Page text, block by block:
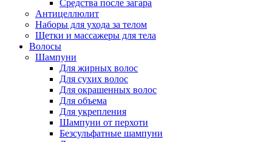
Средства после загара
Антицеллюлит
Наборы для ухода за телом
Щетки и массажеры для тела
Волосы
Шампуни
Для жирных волос
Для сухих волос
Для окрашенных волос
Для объема
Для укрепления
Шампуни от перхоти
Безсульфатные шампуни